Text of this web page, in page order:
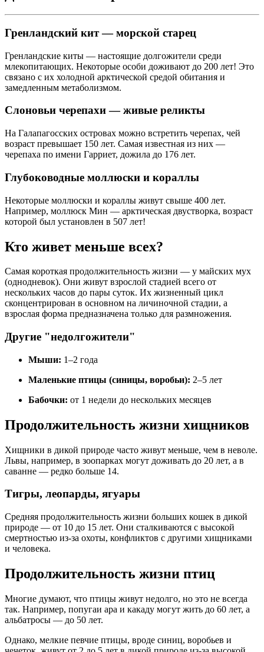
Гренландский кит — морской старец
Гренландские киты — настоящие долгожители среди
млекопитающих. Некоторые особи доживают до 200 лет! Это
связано с их холодной арктической средой обитания и
замедленным метаболизмом.
Слоновьи черепахи — живые реликты
На Галапагосских островах можно встретить черепах, чей
возраст превышает 150 лет. Самая известная из них —
черепаха по имени Гарриет, дожила до 176 лет.
Глубоководные моллюски и кораллы
Некоторые моллюски и кораллы живут свыше 400 лет.
Например, моллюск Мин — арктическая двустворка, возраст
которой был установлен в 507 лет!
Кто живет меньше всех?
Самая короткая продолжительность жизни — у майских мух
(однодневок). Они живут взрослой стадией всего от
нескольких часов до пары суток. Их жизненный цикл
сконцентрирован в основном на личиночной стадии, а
взрослая форма предназначена только для размножения.
Другие "недолгожители"
Мыши: 1–2 года
Маленькие птицы (синицы, воробьи): 2–5 лет
Бабочки: от 1 недели до нескольких месяцев
Продолжительность жизни хищников
Хищники в дикой природе часто живут меньше, чем в неволе.
Львы, например, в зоопарках могут доживать до 20 лет, а в
саванне — редко больше 14.
Тигры, леопарды, ягуары
Средняя продолжительность жизни больших кошек в дикой
природе — от 10 до 15 лет. Они сталкиваются с высокой
смертностью из-за охоты, конфликтов с другими хищниками
и человека.
Продолжительность жизни птиц
Многие думают, что птицы живут недолго, но это не всегда
так. Например, попугаи ара и какаду могут жить до 60 лет, а
альбатросы — до 50 лет.
Однако, мелкие певчие птицы, вроде синиц, воробьев и